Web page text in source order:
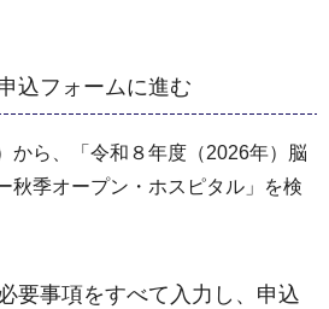
込フォームに進む
から、「令和８年度（2026年）脳
秋季オープン・ホスピタル」を検
要事項をすべて入力し、申込